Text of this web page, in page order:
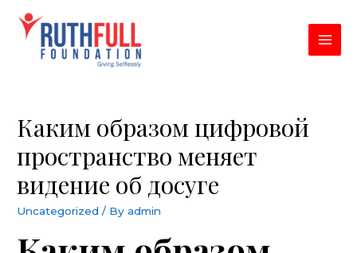
content
Каким образом цифровой
пространство меняет
видение об досуге
Uncategorized / Byadmin